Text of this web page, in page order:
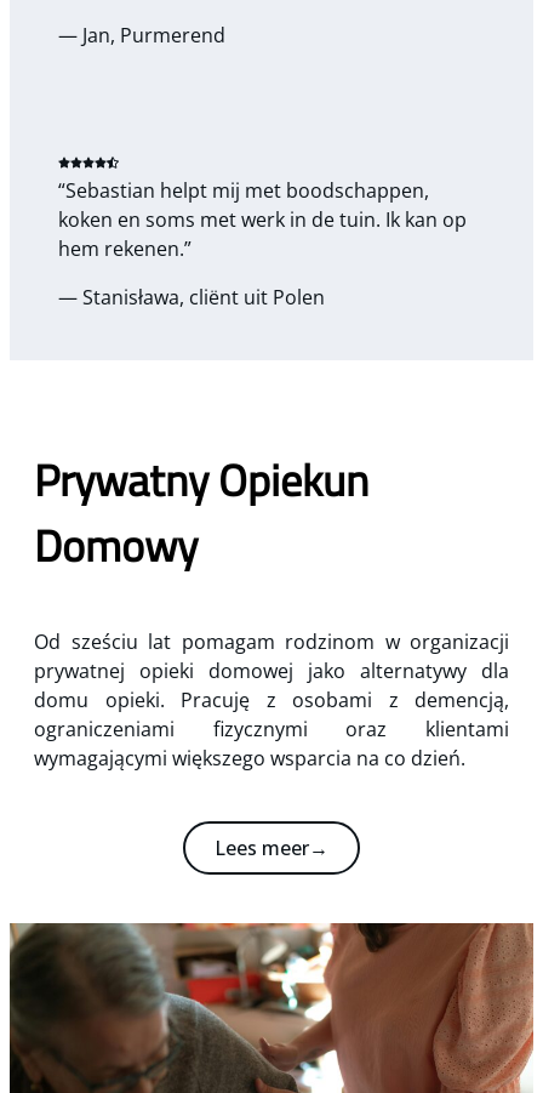
— Jan, Purmerend
“Sebastian helpt mij met boodschappen,
koken en soms met werk in de tuin. Ik kan op
hem rekenen.”
— Stanisława, cliënt uit Polen
Prywatny Opiekun
Domowy
Od sześciu lat pomagam rodzinom w organizacji
prywatnej opieki domowej jako alternatywy dla
domu opieki. Pracuję z osobami z demencją,
ograniczeniami fizycznymi oraz klientami
wymagającymi większego wsparcia na co dzień.
Lees meer→